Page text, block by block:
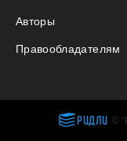
Авторы
Правообладателям
РИДЛИ ©